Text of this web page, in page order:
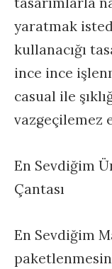
yaratmak
kullanacığı
ince ince
casual ile
vazgeçilemez
En Sevdiğim
Çantası
En Sevdiğim